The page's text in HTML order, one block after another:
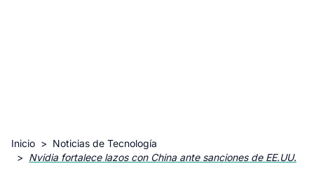
Inicio > Noticias de Tecnología
> Nvidia fortalece lazos con China ante sanciones de EE.UU.